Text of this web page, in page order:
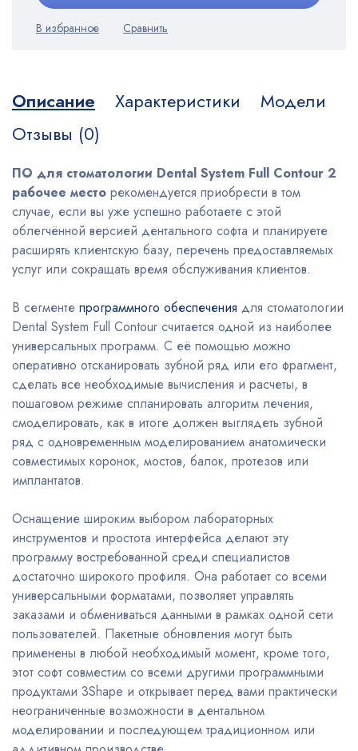
Описание Характеристики
Модели
Отзывы (0)
ПО для стоматологии Dental System Full Contour 2
рабочее место рекомендуется приобрести в том
случае, если вы уже успешно работаете с этой
облегчённой версией дентального софта и планируете
расширять клиентскую базу, перечень предоставляемых
услуг или сокращать время обслуживания клиентов.
В сегменте программного обеспечения для стоматологии
Dental System Full Contour считается одной из наиболее
универсальных программ. С её помощью можно
оперативно отсканировать зубной ряд или его фрагмент,
сделать все необходимые вычисления и расчеты, в
пошаговом режиме спланировать алгоритм лечения,
смоделировать, как в итоге должен выглядеть зубной
ряд с одновременным моделированием анатомически
совместимых коронок, мостов, балок, протезов или
имплантатов.
Оснащение широким выбором лабораторных
инструментов и простота интерфейса делают эту
программу востребованной среди специалистов
достаточно широкого профиля. Она работает со всеми
универсальными форматами, позволяет управлять
заказами и обмениваться данными в рамках одной сети
пользователей. Пакетные обновления могут быть
применены в любой необходимый момент, кроме того,
этот софт совместим со всеми другими программными
продуктами 3Shape и открывает перед вами практически
неограниченные возможности в дентальном
моделировании и последующем традиционном или